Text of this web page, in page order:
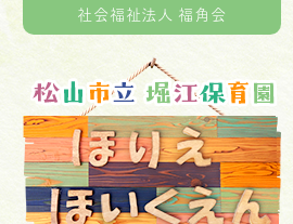
社会福祉法人 福角会